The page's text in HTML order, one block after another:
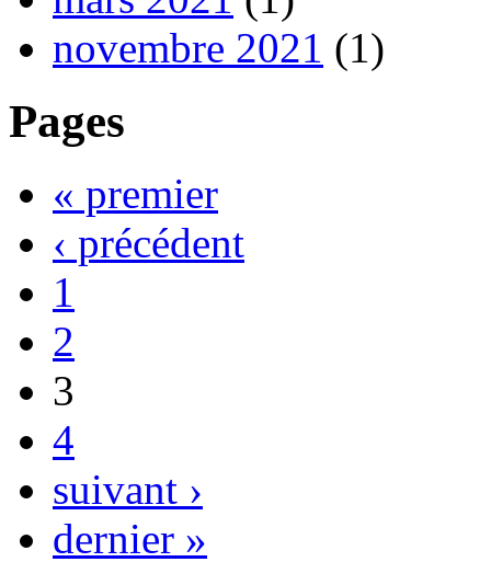
novembre 2021 (1)
Pages
« premier
‹ précédent
1
2
3
4
suivant ›
dernier »